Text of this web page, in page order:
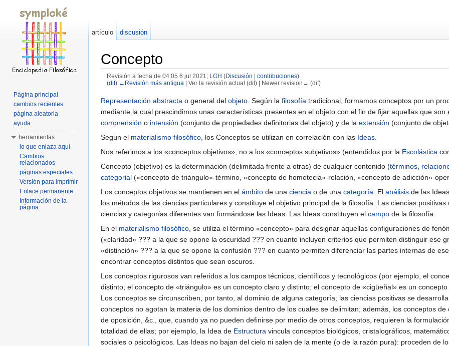
Concepto
Revisión a fecha de 04:05 6 jul 2021; LGH (Discusión contribuciones)
(dif) ←Revisión más antigua | Ver la revisión actual (dif) | Newer revision→ (dif)
Representación abstracta o general del objeto . Según la filosofía tradicional, formamos conceptos por un
mediante la cual prescindimos unas características presentes en el objeto con el fin de fijar aquellas que
comprensión o intensión (conjunto de propiedades definitorias del objeto) y de la extensión (conjunto de
Según el materialismo filosófico , los Conceptos se utilizan en correlación con las Ideas
Nos referimos a los «conceptos objetivos», no a los «conceptos subjetivos» (entendidos por la Escolástica
Concepto (objetivo) es la determinación (delimitada frente a otras) de cualquier contenido (términos
categorial («concepto de triángulo»-término, «concepto de homotecia»-relación, «concepto de adicción»-
Los conceptos objetivos se mantienen en el ámbito de una ciencia o de una categoría . El análisis de las
los métodos de las ciencias particulares y constituye el objetivo principal de la filosofía. Las ciencias
ciencias y categorías diferentes van formándose las Ideas. Las Ideas constituyen el campo de la filosofía.
En el materialismo filosófico , se utiliza el término «concepto» para designar aquellas configuraciones de
(«claridad» ??? a la que se opone la oscuridad ??? en cuanto incluyen criterios que permiten distinguir ese
«distinción» ??? a la que se opone la confusión ??? en cuanto permiten diferenciar las partes internas de
encontrar conceptos distintos que sean oscuros.
Los conceptos rigurosos van referidos a los campos técnicos, científicos y tecnológicos (por ejemplo, el
distinto; el concepto de «triángulo» es un concepto claro y distinto; el concepto de «cigüeñal» es un
Los conceptos se circunscriben, por tanto, al dominio de alguna categoría; las ciencias positivas se
conceptos no agotan la materia de los dominios dentro de los cuales se delimitan; además, los conceptos
de oposición, &c., que, cuando ya no pueden definirse por medio de otros conceptos, requieren la
totalidad de ellas; por ejemplo, la Idea de Estructura vincula conceptos biológicos, cristalográficos,
sociales o psicológicos. Las Ideas no bajan del cielo ni salen de la mente (o de la razón pura): proceden de
artículo discusión
Página principal
cambios recientes
página aleatoria
ayuda
herramientas
lo que enlaza aquí
Cambios
relacionados
páginas especiales
Versión para imprimir
Enlace permanente
Información de la
página